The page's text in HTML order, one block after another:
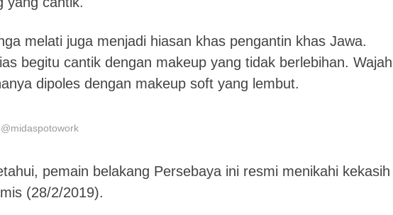
melati juga menjadi hiasan khas pengantin khas Jawa.
begitu cantik dengan makeup yang tidak berlebihan. Wajah
dipoles dengan makeup soft yang lembut.
pemain belakang Persebaya ini resmi menikahi kekasih
(28/2/2019).